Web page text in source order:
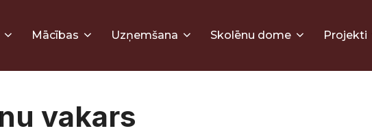
Mācības Uzņemšana Skolēnu dome Projekti
vakars